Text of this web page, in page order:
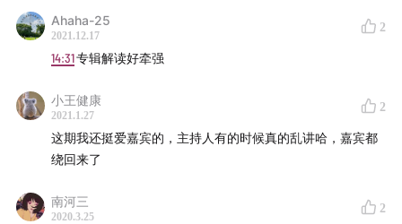
Ahaha-25
2021.12.17
2
14:31专辑解读好牵强
小王健康
2021.1.27
2
这期我还挺爱嘉宾的，主持人有的时候真的乱讲哈，嘉宾都
绕回来了
南河三
2020.3.25
2